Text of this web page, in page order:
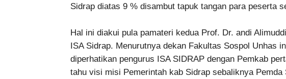
Sidrap diatas 9 % disambut tapuk tangan para peserta
Hal ini diakui pula pamateri kedua Prof. Dr. andi
ISA Sidrap. Menurutnya dekan Fakultas Sospol Unhas
diperhatikan pengurus ISA SIDRAP dengan Pemkab
tahu visi misi Pemerintah kab Sidrap sebaliknya